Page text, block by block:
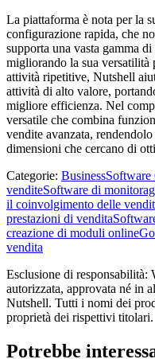
La piattaforma è nota per la
configurazione rapida, che
supporta una vasta gamma
migliorando la sua versatilità
attività ripetitive, Nutshell
attività di alto valore,
migliore efficienza. Nel
versatile che combina
vendite avanzata,
dimensioni che cercano di
Categorie: Business
venditeSoftware di
il coinvolgimento delle
prestazioni di vendita
creazione di moduli online
vendita
Esclusione di responsabilità:
autorizzata, approvata né in
Nutshell. Tutti i nomi dei
proprietà dei rispettivi titolari.
Potrebbe